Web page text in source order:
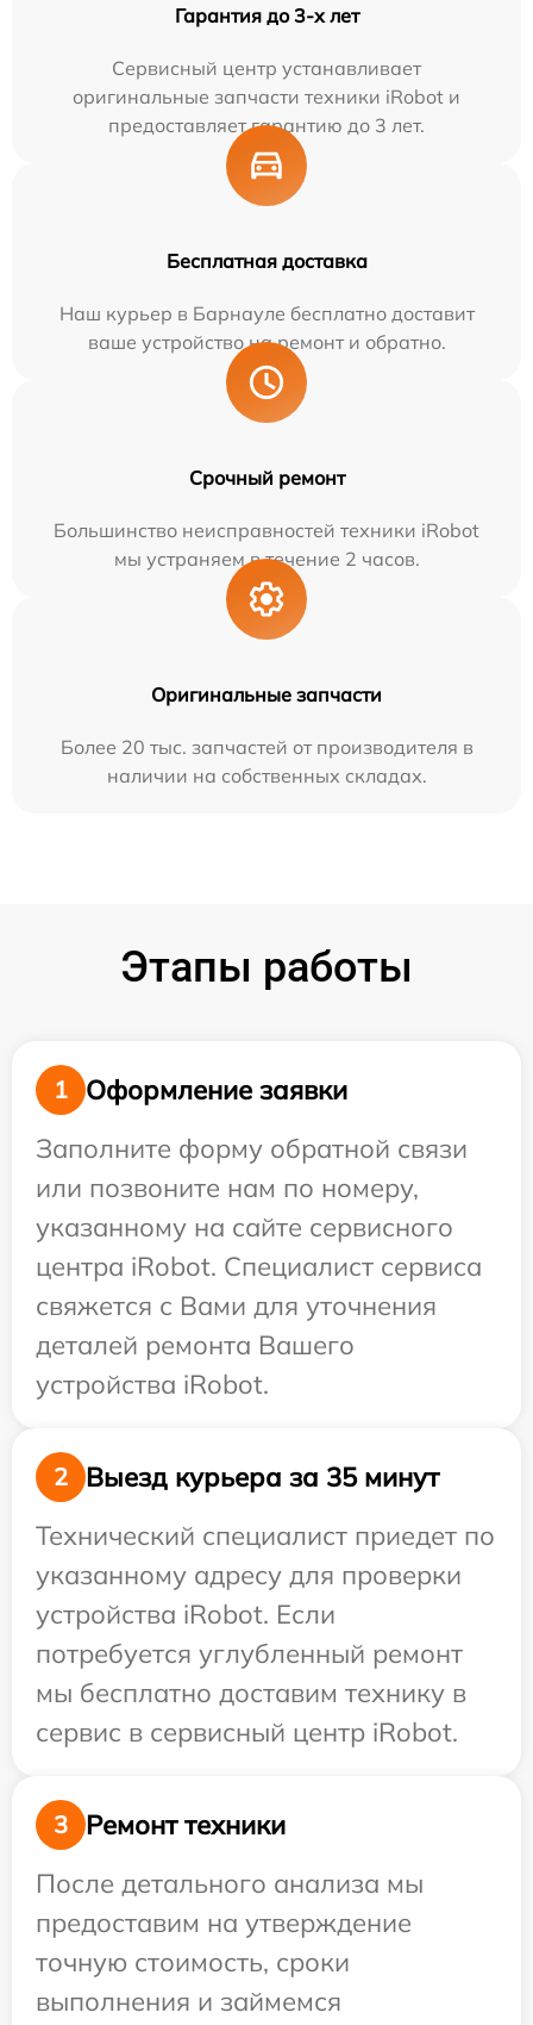
Гарантия до 3-х лет
Сервисный центр устанавливает
оригинальные запчасти техники iRobot и
предоставляет гарантию до 3 лет.
Бесплатная доставка
Наш курьер в Барнауле бесплатно доставит
ваше устройство на ремонт и обратно.
Срочный ремонт
Большинство неисправностей техники iRobot
мы устраняем в течение 2 часов.
Оригинальные запчасти
Более 20 тыс. запчастей от производителя в
наличии на собственных складах.
Этапы работы
1
Оформление заявки
Заполните форму обратной связи
или позвоните нам по номеру,
указанному на сайте сервисного
центра iRobot. Специалист сервиса
свяжется с Вами для уточнения
деталей ремонта Вашего
устройства iRobot.
2
Выезд курьера за 35 минут
Технический специалист приедет по
указанному адресу для проверки
устройства iRobot. Если
потребуется углубленный ремонт
мы бесплатно доставим технику в
сервис в сервисный центр iRobot.
3
Ремонт техники
После детального анализа мы
предоставим на утверждение
точную стоимость, сроки
выполнения и займемся